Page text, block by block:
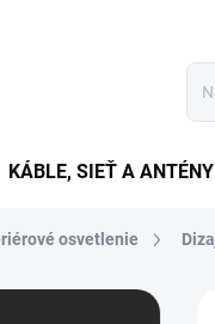
KÁBLE, SIEŤ A ANTÉNY
osvetlenie